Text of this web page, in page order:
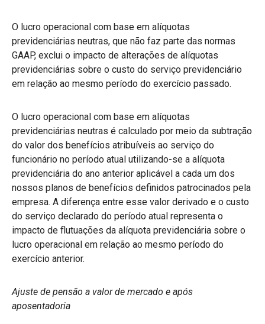
O lucro operacional com base em alíquotas
previdenciárias neutras, que não faz parte das normas
GAAP, exclui o impacto de alterações de alíquotas
previdenciárias sobre o custo do serviço previdenciário
em relação ao mesmo período do exercício passado.
O lucro operacional com base em alíquotas
previdenciárias neutras é calculado por meio da subtração
do valor dos benefícios atribuíveis ao serviço do
funcionário no período atual utilizando-se a alíquota
previdenciária do ano anterior aplicável a cada um dos
nossos planos de benefícios definidos patrocinados pela
empresa. A diferença entre esse valor derivado e o custo
do serviço declarado do período atual representa o
impacto de flutuações da alíquota previdenciária sobre o
lucro operacional em relação ao mesmo período do
exercício anterior.
Ajuste de pensão a valor de mercado e após
aposentadoria